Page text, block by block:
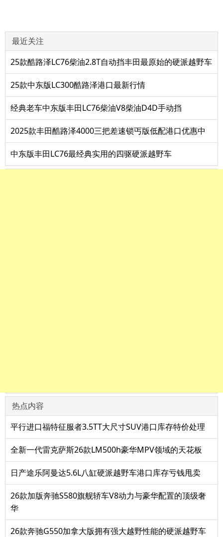
最近关注
25款酷路泽LC76柴油2.8T自动挡丰田最原始的硬派越野车
25款中东版LC300酷路泽港口最新行情
经典老车中东版丰田LC76柴油V8柴油D4D手动挡
2025款丰田酷路泽4000三把差速锁丐版低配港口优惠中
中东版丰田LC76最经典实用的四驱硬派越野车
热点内容
平行进口福特征服者3.5TT大尺寸SUV港口库存特价处理
全新一代雷克萨斯26款LM500h豪华MPV领域的天花板
日产途乐阿曼达5.6L八缸硬派越野车港口库存亏钱甩卖
26款加版奔驰S580旗舰轿车V8动力与豪华配置的顶级奢
华
26款奔驰G550加拿大版拥有强大越野性能的硬派越野车